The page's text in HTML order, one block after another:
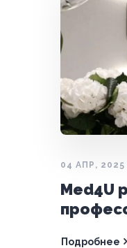
04 АПР, 2025
Med4U
Подробнее